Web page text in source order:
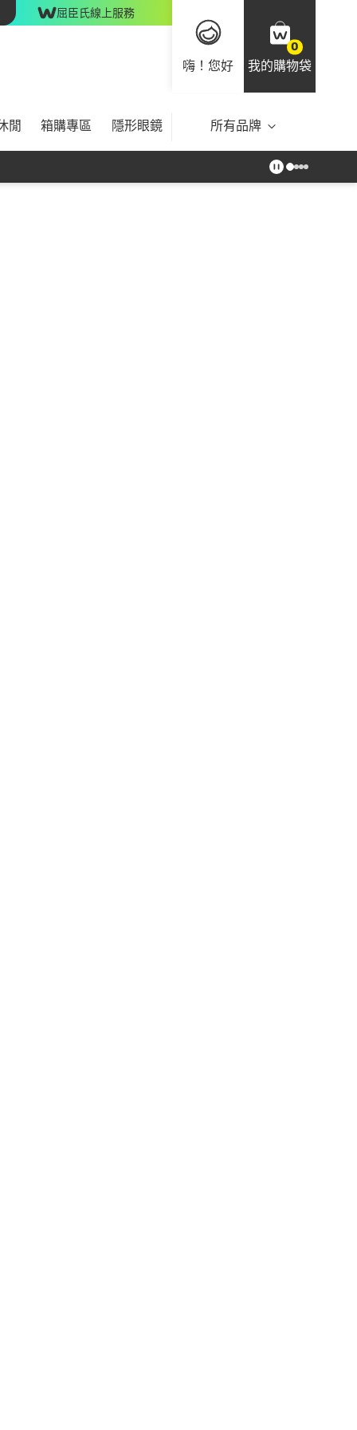
屈臣氏線上服務
嗨！您好
0
我的購物袋
閒 箱購專區 隱形眼鏡 所有品牌